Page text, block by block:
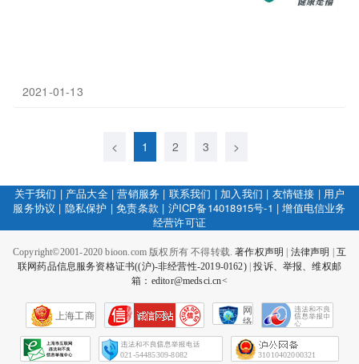
2021-01-13
< 1 2 3 >
关于我们 | 产品大全|营销服务 | 联系我们 | 加入我们 | 友情链接 | 用户
服务协议 | 隐私保护 |免责条款 | 沪ICP备14018915号-1 |增值电信业务
经营许可证
Copyright©2001-2020 bioon.com 版权所有 不得转载.著作权声明 法律声明
互
联网药品信息服务资格证书((沪)-非经营性-2019-0162)|投诉、举报、维权邮
箱：editor@medsci.cn<
上海工商
网
络
会
征
021-54485309-8082 31010402000321